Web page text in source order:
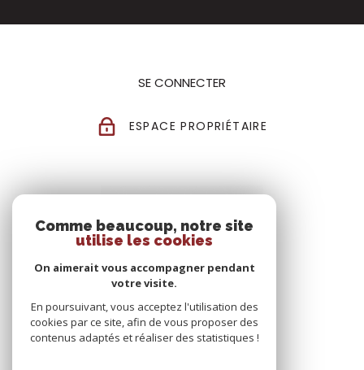
SE CONNECTER
ESPACE PROPRIÉTAIRE
Comme beaucoup, notre site
utilise les cookies
On aimerait vous accompagner pendant
votre visite.
En poursuivant, vous acceptez l'utilisation des
cookies par ce site, afin de vous proposer des
contenus adaptés et réaliser des statistiques !